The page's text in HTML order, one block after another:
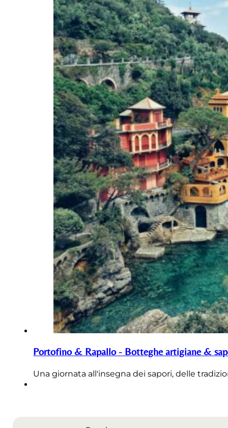
Portofino & Rapallo - Botteghe artigiane &
Una giornata all'insegna dei sapori, delle